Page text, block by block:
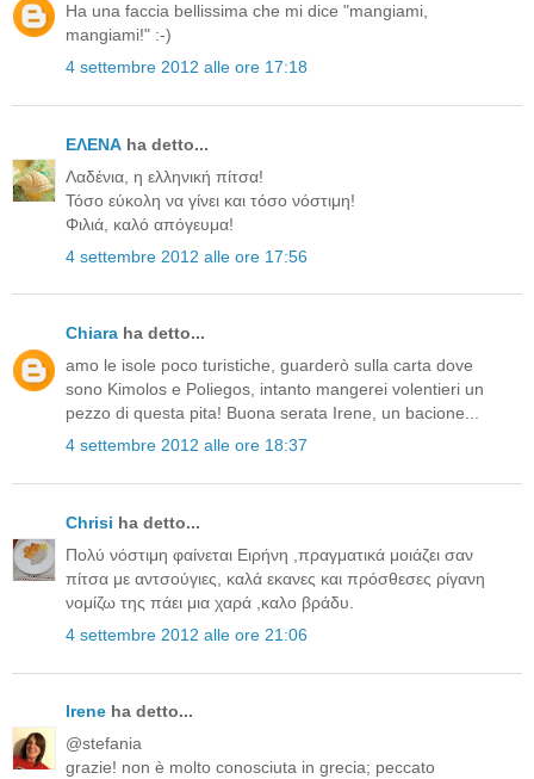
Ha una faccia bellissima che mi dice "mangiami,
mangiami!" :-)
4 settembre 2012 alle ore 17:18
ΕΛΕΝΑ ha detto...
Λαδένια, η ελληνική πίτσα!
Τόσο εύκολη να γίνει και τόσο νόστιμη!
Φιλιά, καλό απόγευμα!
4 settembre 2012 alle ore 17:56
Chiara ha detto...
amo le isole poco turistiche, guarderò sulla carta dove
sono Kimolos e Poliegos, intanto mangerei volentieri un
pezzo di questa pita! Buona serata Irene, un bacione...
4 settembre 2012 alle ore 18:37
Chrisi ha detto...
Πολύ νόστιμη φαίνεται Ειρήνη ,πραγματικά μοιάζει σαν
πίτσα με αντσούγιες, καλά εκανες και πρόσθεσες ρίγανη
νομίζω της πάει μια χαρά ,καλο βράδυ.
4 settembre 2012 alle ore 21:06
Irene ha detto...
@stefania
grazie! non è molto conosciuta in grecia; peccato